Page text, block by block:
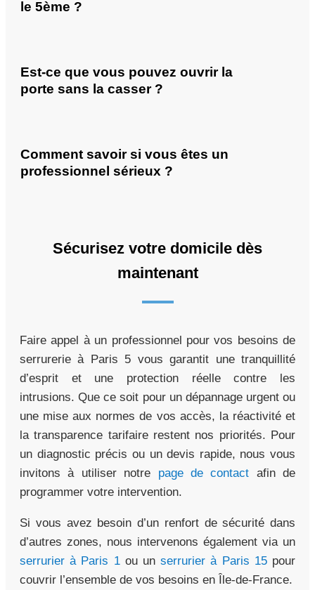
le 5ème ?
Est-ce que vous pouvez ouvrir la
porte sans la casser ?
Comment savoir si vous êtes un
professionnel sérieux ?
Sécurisez votre domicile dès
maintenant
Faire appel à un professionnel pour vos besoins de
serrurerie à Paris 5 vous garantit une tranquillité
d’esprit et une protection réelle contre les
intrusions. Que ce soit pour un dépannage urgent ou
une mise aux normes de vos accès, la réactivité et
la transparence tarifaire restent nos priorités. Pour
un diagnostic précis ou un devis rapide, nous vous
invitons à utiliser notre page de contact afin de
programmer votre intervention.
Si vous avez besoin d’un renfort de sécurité dans
d’autres zones, nous intervenons également via un
serrurier à Paris 1ou unserrurier à Paris 15pour
couvrir l’ensemble de vos besoins en Île-de-France.